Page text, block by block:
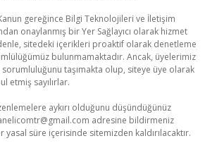
Kanun gereğince Bilgi Teknolojileri ve İletişim
onaylanmış bir Yer Sağlayıcı olarak hizmet
sitedeki içerikleri proaktif olarak denetleme
bulunmamaktadır. Ancak, üyelerimiz
sorumluluğunu taşımakta olup, siteye üye olarak
etmiş sayılırlar.
aykırı olduğunu düşündüğünüz
adresine bildirmeniz
yasal süre içerisinde sitemizden kaldırılacaktır.